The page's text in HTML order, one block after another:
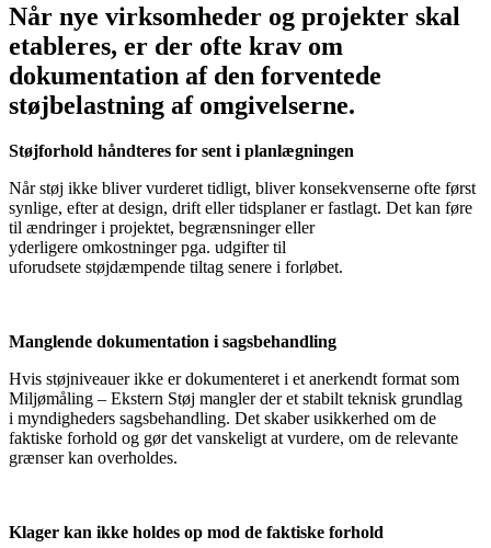
Når nye virksomheder og projekter skal
etableres, er der ofte krav om
dokumentation af den forventede
støjbelastning af omgivelserne.
Støjforhold håndteres for sent i planlægningen
Når støj ikke bliver vurderet tidligt, bliver konsekvenserne ofte først
synlige, efter at design, drift eller tidsplaner er fastlagt. Det kan føre
til ændringer i projektet, begrænsninger eller
yderligere omkostninger pga. udgifter til
uforudsete støjdæmpende tiltag senere i forløbet.
Manglende dokumentation i sagsbehandling
Hvis støjniveauer ikke er dokumenteret i et anerkendt format som
Miljømåling – Ekstern Støj mangler der et stabilt teknisk grundlag
i myndigheders sagsbehandling. Det skaber usikkerhed om de
faktiske forhold og gør det vanskeligt at vurdere, om de relevante
grænser kan overholdes.
Klager kan ikke holdes op mod de faktiske forhold